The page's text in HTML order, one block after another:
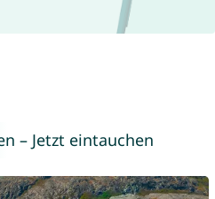
– Jetzt eintauchen